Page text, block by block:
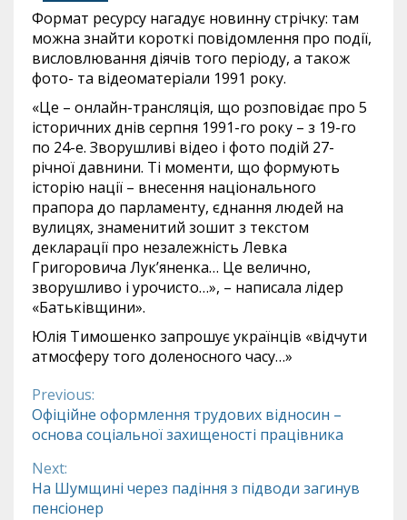
Формат ресурсу нагадує новинну стрічку: там
можна знайти короткі повідомлення про події,
висловлювання діячів того періоду, а також
фото- та відеоматеріали 1991 року.
«Це – онлайн-трансляція, що розповідає про 5
історичних днів серпня 1991-го року – з 19-го
по 24-е. Зворушливі відео і фото подій 27-
річної давнини. Ті моменти, що формують
історію нації – внесення національного
прапора до парламенту, єднання людей на
вулицях, знаменитий зошит з текстом
декларації про незалежність Левка
Григоровича Лук’яненка… Це велично,
зворушливо і урочисто…», – написала лідер
«Батьківщини».
Юлія Тимошенко запрошує українців «відчути
атмосферу того доленосного часу…»
Continue
Reading
Previous:
Офіційне оформлення трудових відносин –
основа соціальної захищеності працівника
Next:
На Шумщині через падіння з підводи загинув
пенсіонер